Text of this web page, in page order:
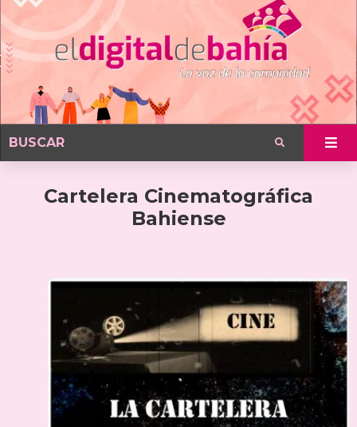
Cartelera Cinematográfica
Bahiense